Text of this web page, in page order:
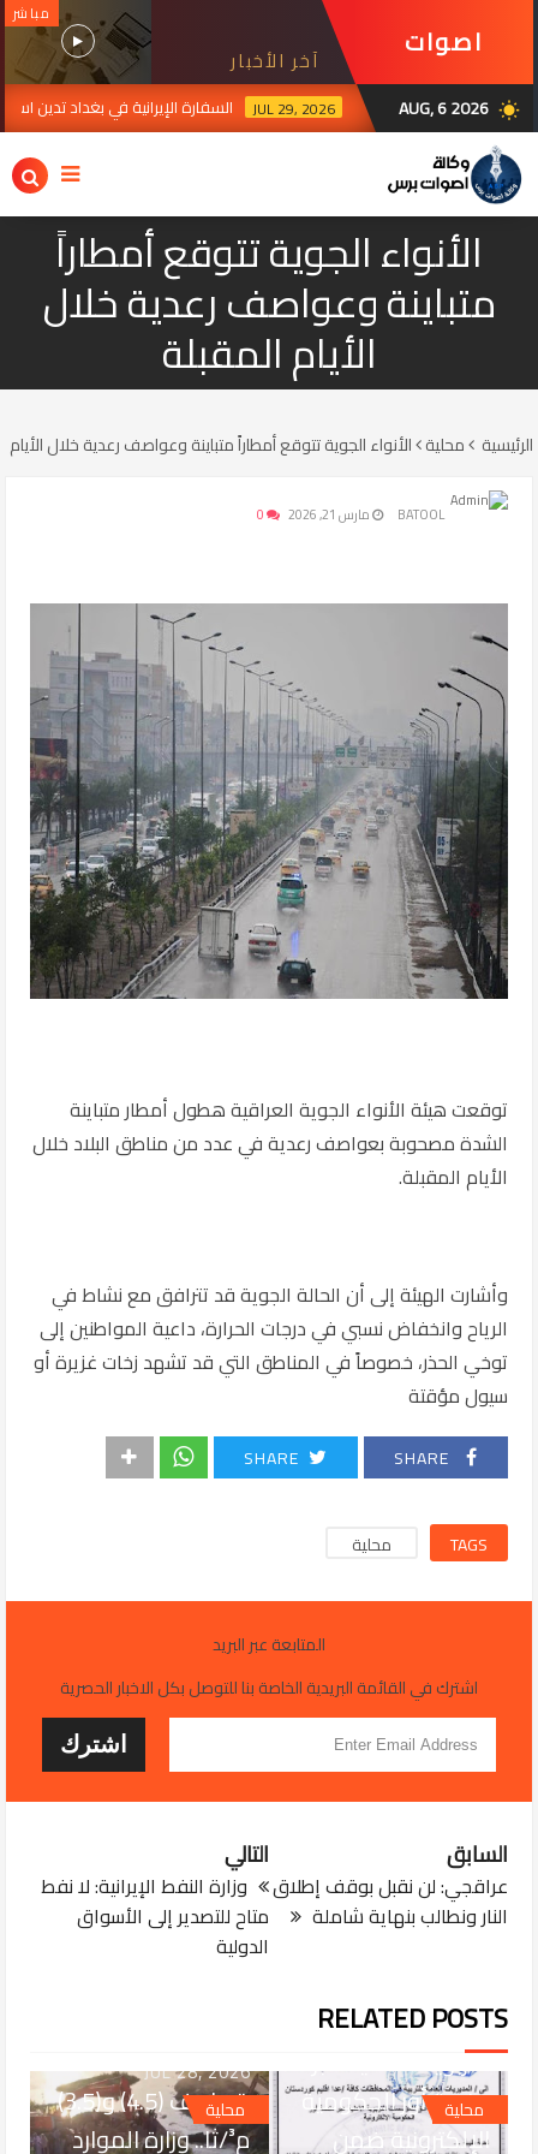
اصوات
برس
آخر الأخبار
مباشر
wb_sunny
AUG, 6 2026
JUL 29, 2026 السفارة الإيرانية في بغداد تدين
الأنواء الجوية تتوقع أمطاراً
متباينة وعواصف رعدية خلال
الأيام المقبلة
الرئيسية محلية الأنواء الجوية تتوقع أمطاراً متباينة وعواصف رعدية خلال الأيام
BATOOL مارس 21, 2026
توقعت هيئة الأنواء الجوية العراقية هطول أمطار متباينة
الشدة مصحوبة بعواصف رعدية في عدد من مناطق البلاد خلال
الأيام المقبلة.
وأشارت الهيئة إلى أن الحالة الجوية قد تترافق مع نشاط في
الرياح وانخفاض نسبي في درجات الحرارة، داعية المواطنين إلى
توخي الحذر، خصوصاً في المناطق التي قد تشهد زخات غزيرة أو
سيول مؤقتة
SHARE
SHARE
TAGS محلية
المتابعة عبر البريد
اشترك في القائمة البريدية الخاصة بنا للتوصل بكل الاخبار الحصرية
التالي
وزارة النفط الإيرانية: لا نفط
متاح للتصدير إلى الأسواق
الدولية
السابق
عراقجي: لن نقبل بوقف إطلاق
النار ونطالب بنهاية شاملة
RELATED POSTS
محلية
غلق المؤسسات
التربوية الأهلية عبر
منصة أور الحكومية
الإلكترونية ضمن
محلية
JUL 28, 2026
بتصاريف (4.5) و(3.5)
م³/ثا.. وزارة الموارد